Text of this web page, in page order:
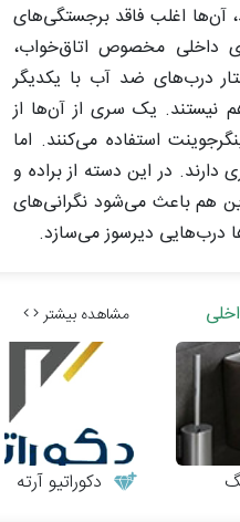
آن‌ها اغلب فاقد برجستگی‌های
داخلی مخصوص اتاق‌خواب،
درب‌های ضد آب با یکدیگر
یک سری از آن‌ها از
استفاده می‌کنند. اما
در این دسته از براده و
هم باعث می‌شود نگرانی‌های
درب‌هایی دیرسوز می‌سازد.
مشاهده بیشتر
دکوراتیو آرته